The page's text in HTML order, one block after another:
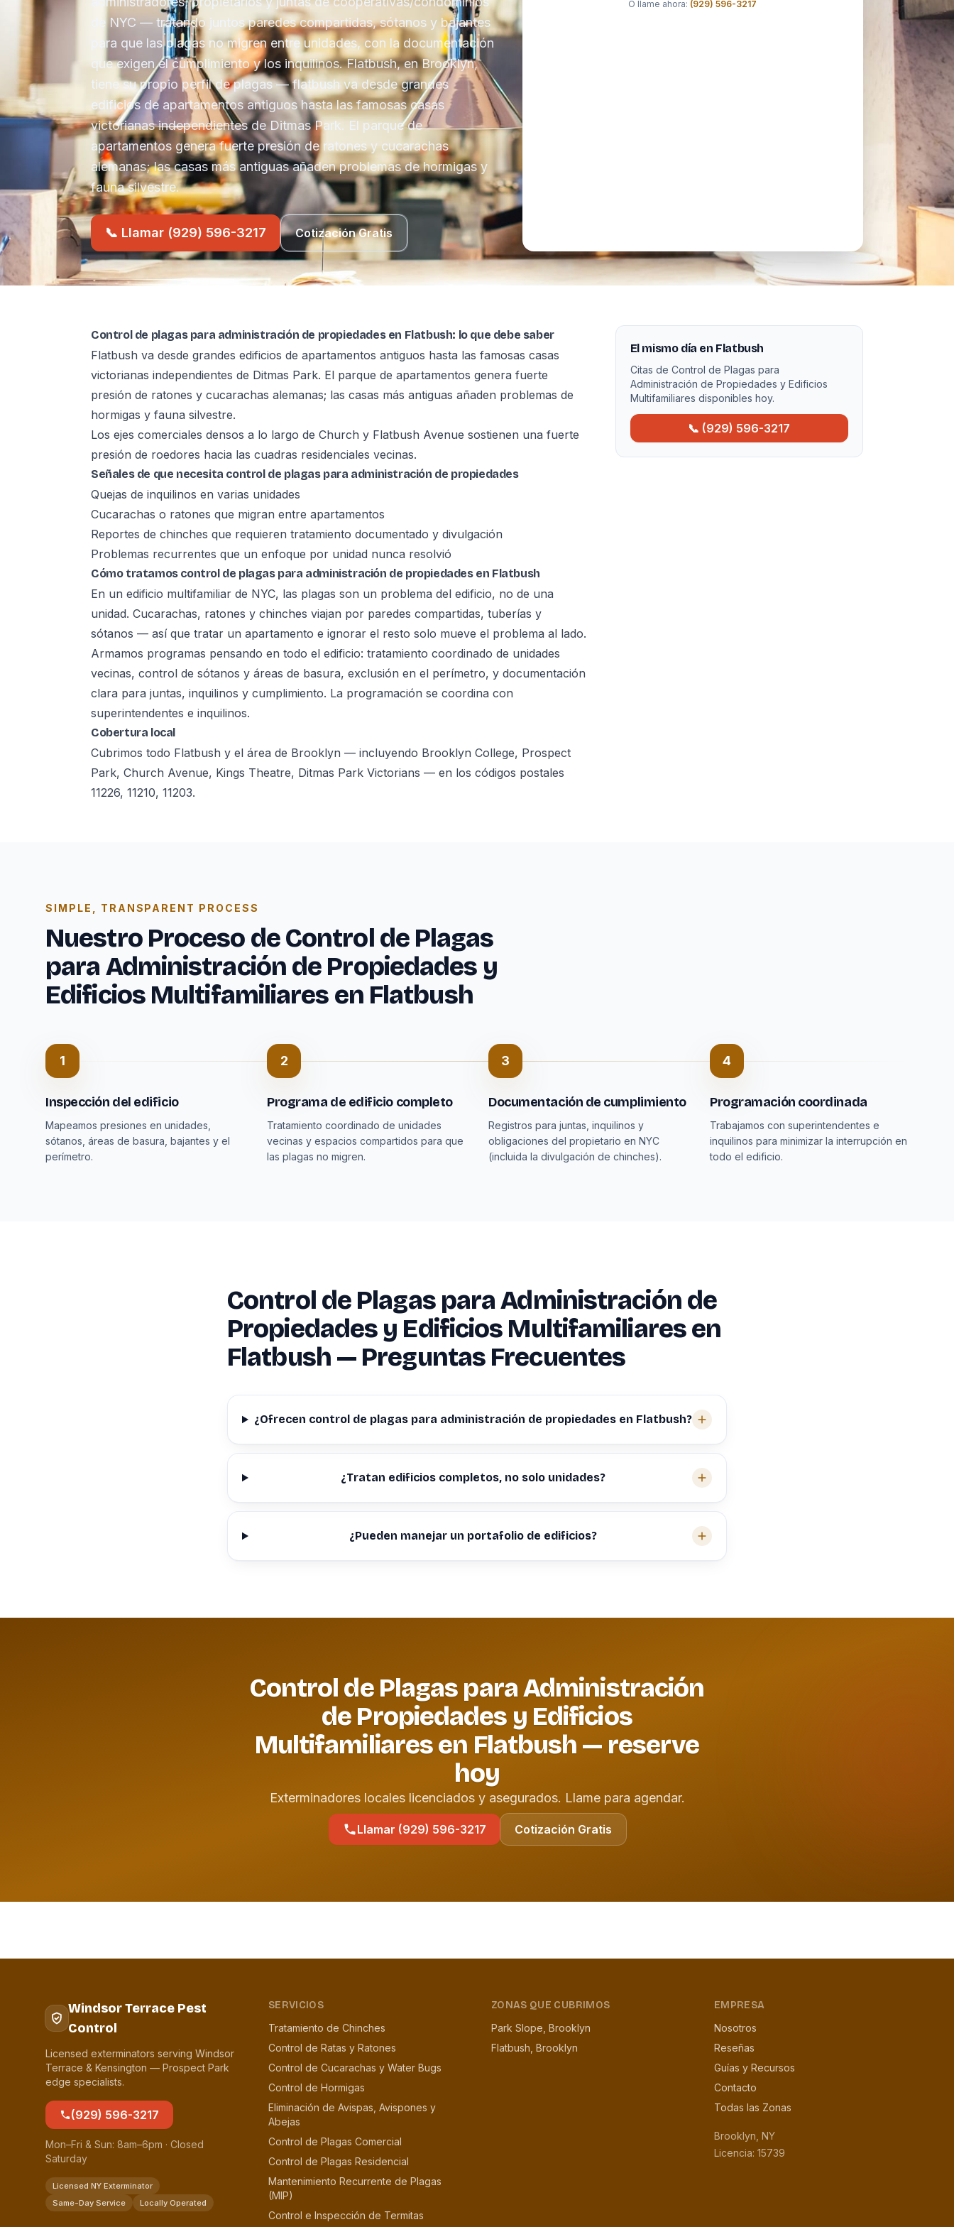
de NYC — tratando juntos paredes compartidas, sótanos y bajantes
para que las plagas no migren entre unidades, con la documentación
que exigen el cumplimiento y los inquilinos. Flatbush, en Brooklyn,
tiene su propio perfil de plagas — flatbush va desde grandes
edificios de apartamentos antiguos hasta las famosas casas
victorianas independientes de Ditmas Park. El parque de
apartamentos genera fuerte presión de ratones y cucarachas
alemanas; las casas más antiguas añaden problemas de hormigas y
fauna silvestre.
📞 Llamar (929) 596-3217 Cotización Gratis
O llame ahora: (929) 596-3217
Control de plagas para administración de propiedades en Flatbush: lo que debe saber
Flatbush va desde grandes edificios de apartamentos antiguos hasta las famosas casas
victorianas independientes de Ditmas Park. El parque de apartamentos genera fuerte
presión de ratones y cucarachas alemanas; las casas más antiguas añaden problemas de
hormigas y fauna silvestre.
Los ejes comerciales densos a lo largo de Church y Flatbush Avenue sostienen una fuerte
presión de roedores hacia las cuadras residenciales vecinas.
Señales de que necesita control de plagas para administración de propiedades
Quejas de inquilinos en varias unidades
Cucarachas o ratones que migran entre apartamentos
Reportes de chinches que requieren tratamiento documentado y divulgación
Problemas recurrentes que un enfoque por unidad nunca resolvió
Cómo tratamos control de plagas para administración de propiedades en Flatbush
En un edificio multifamiliar de NYC, las plagas son un problema del edificio, no de una
unidad. Cucarachas, ratones y chinches viajan por paredes compartidas, tuberías y
sótanos — así que tratar un apartamento e ignorar el resto solo mueve el problema al lado.
Armamos programas pensando en todo el edificio: tratamiento coordinado de unidades
vecinas, control de sótanos y áreas de basura, exclusión en el perímetro, y documentación
clara para juntas, inquilinos y cumplimiento. La programación se coordina con
superintendentes e inquilinos.
Cobertura local
Cubrimos todo Flatbush y el área de Brooklyn — incluyendo Brooklyn College, Prospect
Park, Church Avenue, Kings Theatre, Ditmas Park Victorians — en los códigos postales
11226, 11210, 11203.
El mismo día en Flatbush
Citas de Control de Plagas para
Administración de Propiedades y Edificios
Multifamiliares disponibles hoy.
📞 (929) 596-3217
SIMPLE, TRANSPARENT PROCESS
Nuestro Proceso de Control de Plagas
para Administración de Propiedades y
Edificios Multifamiliares en Flatbush
1
Inspección del edificio
Mapeamos presiones en unidades,
sótanos, áreas de basura, bajantes y el
perímetro.
2
Programa de edificio completo
Tratamiento coordinado de unidades
vecinas y espacios compartidos para que
las plagas no migren.
3
Documentación de cumplimiento
Registros para juntas, inquilinos y
obligaciones del propietario en NYC
(incluida la divulgación de chinches).
4
Programación coordinada
Trabajamos con superintendentes e
inquilinos para minimizar la interrupción en
todo el edificio.
Control de Plagas para Administración de
Propiedades y Edificios Multifamiliares en
Flatbush — Preguntas Frecuentes
¿Ofrecen control de plagas para administración de propiedades en Flatbush?
¿Tratan edificios completos, no solo unidades?
¿Pueden manejar un portafolio de edificios?
Control de Plagas para Administración
de Propiedades y Edificios
Multifamiliares en Flatbush — reserve
hoy
Exterminadores locales licenciados y asegurados. Llame para agendar.
Llamar (929) 596-3217 Cotización Gratis
Windsor Terrace Pest
Control
Licensed exterminators serving Windsor
Terrace & Kensington — Prospect Park
edge specialists.
(929) 596-3217
Mon–Fri & Sun: 8am–6pm · Closed
Saturday
Licensed NY Exterminator
Same-Day Service
Locally Operated
SERVICIOS
Tratamiento de Chinches
Control de Ratas y Ratones
Control de Cucarachas y Water Bugs
Control de Hormigas
Eliminación de Avispas, Avispones y
Abejas
Control de Plagas Comercial
Control de Plagas Residencial
Mantenimiento Recurrente de Plagas
(MIP)
Control e Inspección de Termitas
ZONAS QUE CUBRIMOS
Park Slope, Brooklyn
Flatbush, Brooklyn
EMPRESA
Nosotros
Reseñas
Guías y Recursos
Contacto
Todas las Zonas
Brooklyn, NY
Licencia: 15739